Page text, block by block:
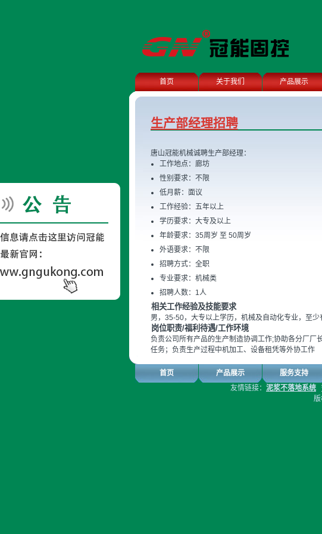
首页
关于我们 产品展示
生产部经理招聘
唐山冠能机械诚聘生产部经理：
工作地点：廊坊
性别要求：不限
低月薪：面议
工作经验：五年以上
学历要求：大专及以上
年龄要求：35周岁 至 50周岁
外语要求：不限
招聘方式：全职
专业要求：机械类
招聘人数：1人
相关工作经验及技能要求
男，35-50，大专以上学历，机械及自动化专业，至
岗位职责/福利待遇/工作环境
负责公司所有产品的生产制造协调工作;协助各分厂厂
任务；负责生产过程中机加工、设备租凭等外协工作
首页 产品展示 服务支持
友情链接： 泥浆不落地系统